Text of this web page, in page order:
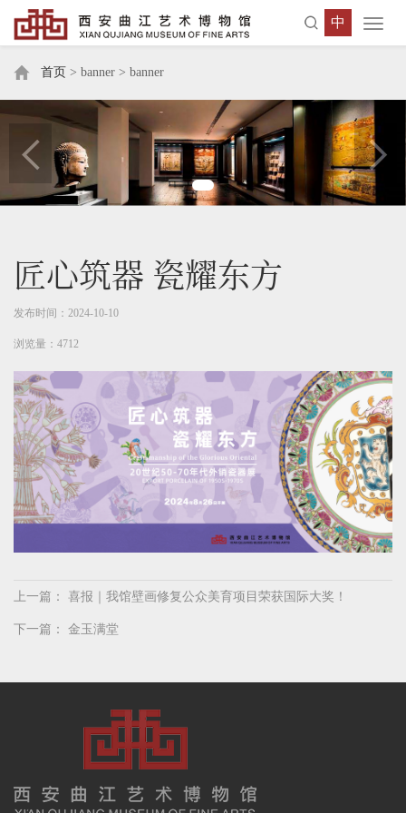
中
首页 > banner > banner
匠心筑器 瓷耀东方
发布时间：2024-10-10
浏览量：4712
上一篇： 喜报｜我馆壁画修复公众美育项目荣获国际大奖！
下一篇： 金玉满堂